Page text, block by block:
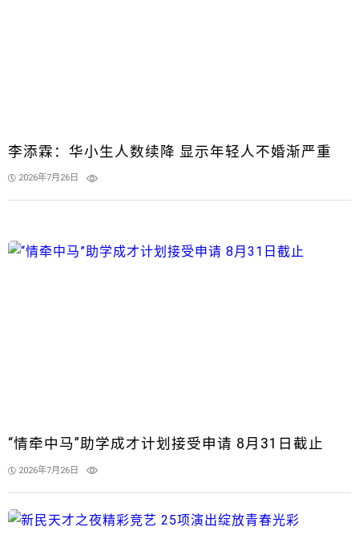
李添霖：华小生人数续降 显示年轻人不婚渐严重
2026年7月26日
“情牵中马”助学成才计划接受申请 8月31日截止
2026年7月26日